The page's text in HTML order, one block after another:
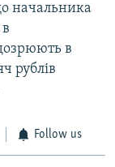
начальника
в
рублів
Follow us